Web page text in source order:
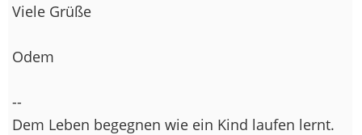
Viele Grüße
Odem
--
Dem Leben begegnen wie ein Kind laufen lernt.